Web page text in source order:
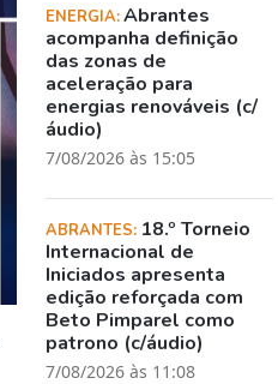
ENERGIA:Abrantes
acompanha definição
das zonas de
aceleração para
energias renováveis (c/
áudio)
7/08/2026 às 15:05
ABRANTES: 18.º Torneio
Internacional de
Iniciados apresenta
edição reforçada com
Beto Pimparel como
patrono (c/áudio)
7/08/2026 às 11:08